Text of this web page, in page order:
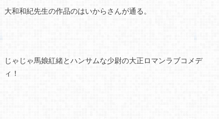
大和和紀先生の作品のはいからさんが通る。
じゃじゃ馬娘紅緒とハンサムな少尉の大正ロマンラブコメデ
ィ！